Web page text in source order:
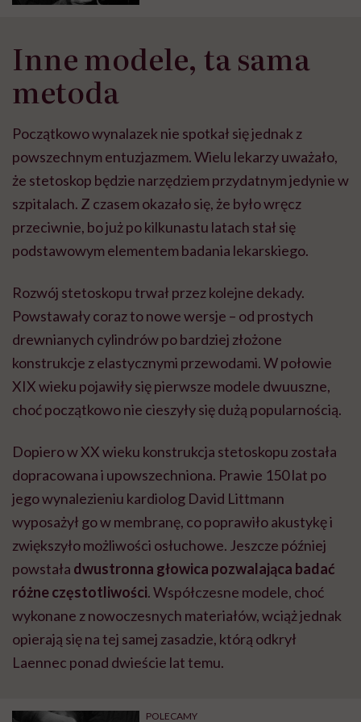
Inne modele, ta sama
metoda
Początkowo wynalazek nie spotkał się jednak z
powszechnym entuzjazmem. Wielu lekarzy uważało,
że stetoskop będzie narzędziem przydatnym jedynie w
szpitalach. Z czasem okazało się, że było wręcz
przeciwnie, bo już po kilkunastu latach stał się
podstawowym elementem badania lekarskiego.
Rozwój stetoskopu trwał przez kolejne dekady.
Powstawały coraz to nowe wersje – od prostych
drewnianych cylindrów po bardziej złożone
konstrukcje z elastycznymi przewodami. W połowie
XIX wieku pojawiły się pierwsze modele dwuuszne,
choć początkowo nie cieszyły się dużą popularnością.
Dopiero w XX wieku konstrukcja stetoskopu została
dopracowana i upowszechniona. Prawie 150 lat po
jego wynalezieniu kardiolog David Littmann
wyposażył go w membranę, co poprawiło akustykę i
zwiększyło możliwości osłuchowe. Jeszcze później
powstała dwustronna głowica pozwalająca badać
różne częstotliwości. Współczesne modele, choć
wykonane z nowoczesnych materiałów, wciąż jednak
opierają się na tej samej zasadzie, którą odkrył
Laennec ponad dwieście lat temu.
POLECAMY